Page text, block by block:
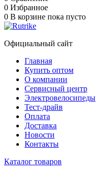
0 Избранное
0 В корзине пока пусто
Официальный сайт
Главная
Купить оптом
О компании
Сервисный центр
Электровелосипеды
Тест-драйв
Оплата
Доставка
Новости
Контакты
Каталог товаров